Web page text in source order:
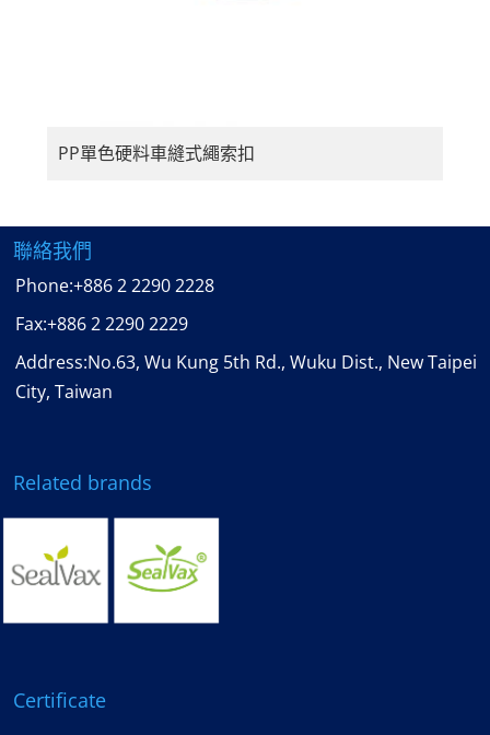
PP單色硬料車縫式繩索扣
聯絡我們
Phone:+886 2 2290 2228
Fax:+886 2 2290 2229
Address:No.63, Wu Kung 5th Rd., Wuku Dist., New Taipei
City, Taiwan
Related brands
Certificate